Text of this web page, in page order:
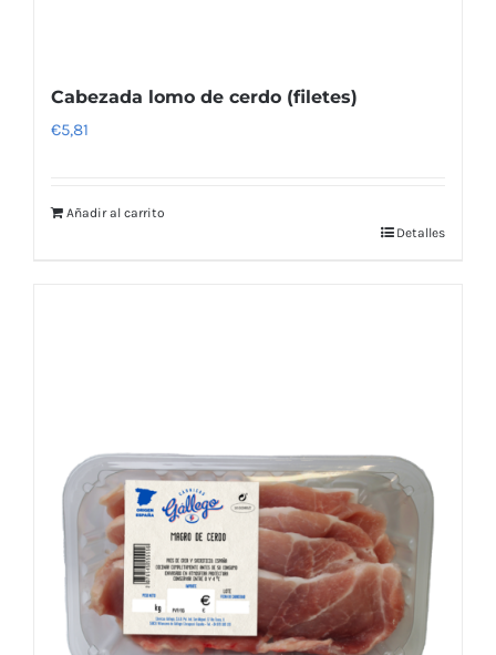
Cabezada lomo de cerdo (filetes)
€5,81
Añadir al carrito
Detalles